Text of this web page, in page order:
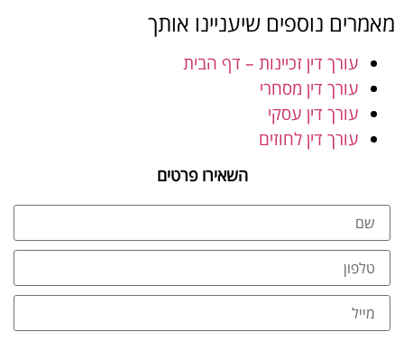
מאמרים נוספים שיעניינו אותך
עורך דין זכיינות – דף הבית
עורך דין מסחרי
עורך דין עסקי
עורך דין לחוזים
השאירו פרטים